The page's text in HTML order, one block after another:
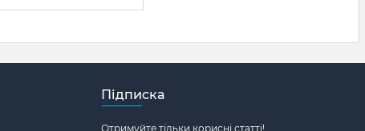
Підписка
Отримуйте тільки корисні статті!